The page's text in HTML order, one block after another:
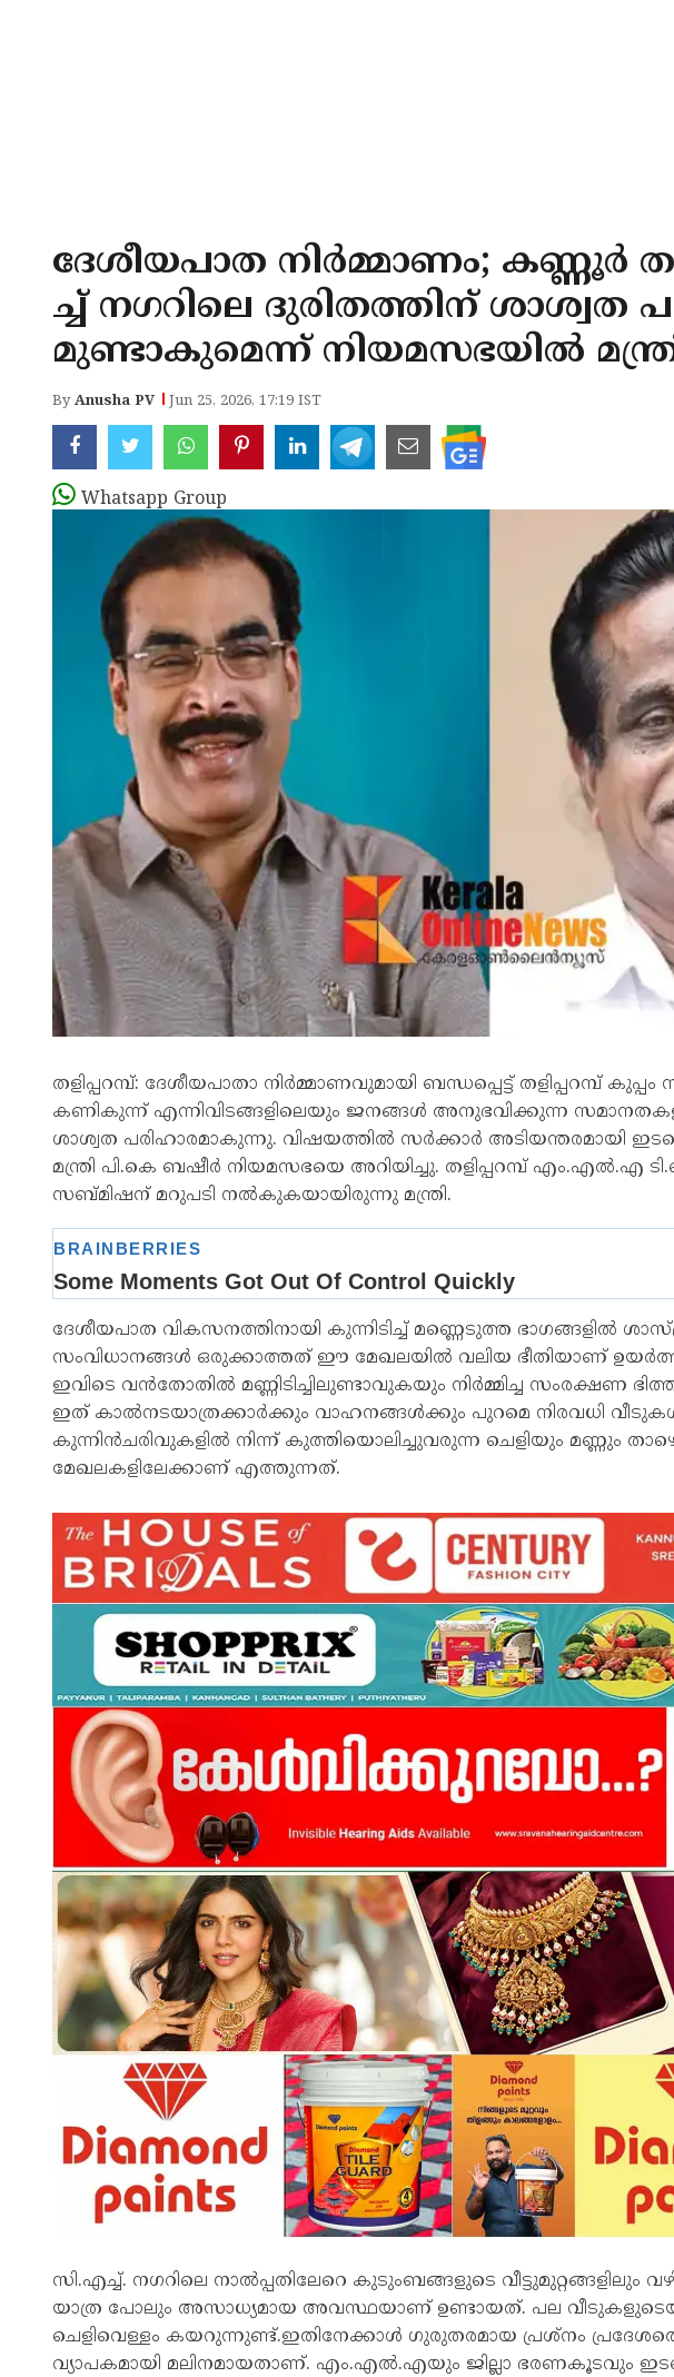
ദേശീയപാത നിർമ്മാണം; കണ്ണൂർ
ച്ച് നഗറിലെ ദുരിതത്തിന് ശാശ്വത
മുണ്ടാകുമെന്ന് നിയമസഭയിൽ
ByAnusha PV Jun 25, 2026, 17:19 IST
Whatsapp Group
തളിപ്പറമ്പ്: ദേശീയപാതാ നിർമ്മാണവുമായി ബന്ധപ്പെട്ട് തളിപ്പറമ്പ്
കണികുന്ന് എന്നിവിടങ്ങളിലെയും ജനങ്ങൾ അനുഭവിക്കുന്ന
ശാശ്വത പരിഹാരമാകുന്നു. വിഷയത്തിൽ സർക്കാർ അടിയന്തരമായി
മന്ത്രി പി.കെ ബഷീർ നിയമസഭയെ അറിയിച്ചു. തളിപ്പറമ്പ് എം.എൽ.എ
സബ്മിഷന് മറുപടി നൽകുകയായിരുന്നു മന്ത്രി.
ദേശീയപാത വികസനത്തിനായി കുന്നിടിച്ച് മണ്ണെടുത്ത ഭാഗങ്ങളിൽ
സംവിധാനങ്ങൾ ഒരുക്കാത്തത് ഈ മേഖലയിൽ വലിയ ഭീതിയാണ്
ഇവിടെ വൻതോതിൽ മണ്ണിടിച്ചിലുണ്ടാവുകയും നിർമ്മിച്ച സംരക്ഷണ
ഇത് കാൽനടയാത്രക്കാർക്കും വാഹനങ്ങൾക്കും പുറമെ നിരവധി
കുന്നിൻചരിവുകളിൽ നിന്ന് കുത്തിയൊലിച്ചുവരുന്ന ചെളിയും മണ്ണും
മേഖലകളിലേക്കാണ് എത്തുന്നത്.
സി.എച്ച്. നഗറിലെ നാൽപ്പതിലേറെ കുടുംബങ്ങളുടെ വീട്ടുമുറ്റങ്ങളിലും
യാത്ര പോലും അസാധ്യമായ അവസ്ഥയാണ് ഉണ്ടായത്. പല
ചെളിവെള്ളം കയറുന്നുണ്ട്.ഇതിനേക്കാൾ ഗുരുതരമായ പ്രശ്നം
വ്യാപകമായി മലിനമായതാണ്. എം.എൽ.എയും ജില്ലാ ഭരണകൂടവും